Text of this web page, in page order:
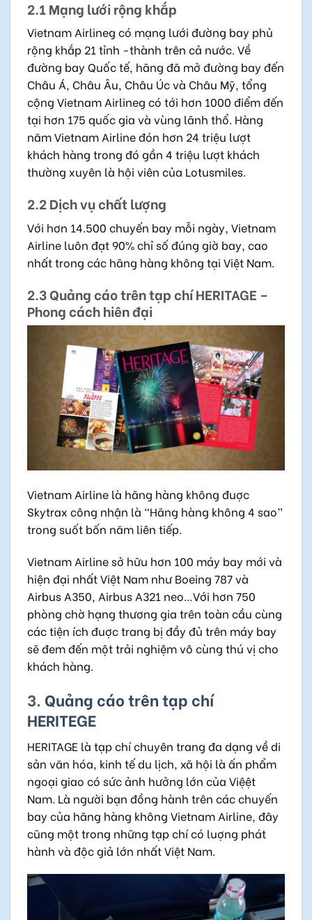
2.1 Mạng lưới rộng khắp
Vietnam Airlineg có mạng lưới đường bay phủ
rộng khắp 21 tỉnh -thành trên cả nước. Về
đường bay Quốc tế, hãng đã mở đường bay đến
Châu Á, Châu Âu, Châu Úc và Châu Mỹ, tổng
cộng Vietnam Airlineg có tới hơn 1000 điểm đến
tại hơn 175 quốc gia và vùng lãnh thổ. Hàng
năm Vietnam Airline đón hơn 24 triệu lượt
khách hàng trong đó gần 4 triệu lượt khách
thường xuyên là hội viên của Lotusmiles.
2.2 Dịch vụ chất lượng
Với hơn 14.500 chuyến bay mỗi ngày, Vietnam
Airline luôn đạt 90% chỉ số đúng giờ bay, cao
nhất trong các hãng hàng không tại Việt Nam.
2.3 Quảng cáo trên tạp chí HERITAGE –
Phong cách hiên đại
Vietnam Airline là hãng hàng không đuợc
Skytrax công nhận là “Hãng hàng không 4 sao”
trong suốt bốn năm liên tiếp.
Vietnam Airline sở hữu hơn 100 máy bay mới và
hiện đại nhất Việt Nam như Boeing 787 và
Airbus A350, Airbus A321 neo…Với hơn 750
phòng chờ hạng thương gia trên toàn cầu cùng
các tiện ích đuợc trang bị đầy đủ trên máy bay
sẽ đem đến một trải nghiệm vô cùng thú vị cho
khách hàng.
3. Quảng cáo trên tạp chí
HERITEGE
HERITAGE là tạp chí chuyên trang đa dạng về di
sản văn hóa, kinh tế du lịch, xã hội là ấn phẩm
ngoại giao có sức ảnh hưởng lớn của Việệt
Nam. Là người bạn đồng hành trên các chuyến
bay của hãng hàng không Vietnam Airline, đây
cũng một trong những tạp chí có luợng phát
hành và độc giả lớn nhất Việt Nam.